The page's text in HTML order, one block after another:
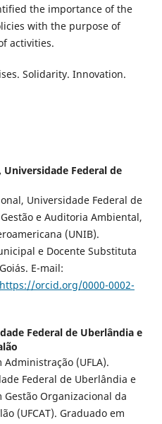
the importance of the
with the purpose of
activities.
Solidarity. Innovation.
Universidade Federal de
Universidade Federal de
e Auditoria Ambiental,
(UNIB).
e Docente Substituta
E-mail:
https://orcid.org/0000-0002-
Federal de Uberlândia e
Administração (UFLA).
Federal de Uberlândia e
Organizacional da
(UFCAT). Graduado em